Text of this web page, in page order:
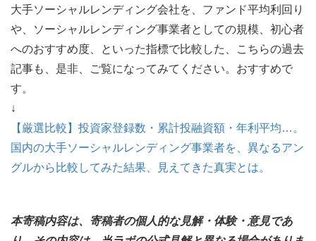
大手ソーシャルレンディング会社を、ファンド平均利回り
や、ソーシャルレンディング事業者としての規模、初心者
へのおすすめ度、といった指標で比較した、こちらの過去
記事も、是非、ご覧になってみてください。おすすめで
す。
↓
【厳選比較】投資家登録数・累計投融資額・年利平均…。
国内の大手ソーシャルレンディング事業者を、異なるアン
グルから比較してみた結果、見えてきた真実とは。
本寄稿内容は、寄稿者の個人的な見解・体験・意見であ